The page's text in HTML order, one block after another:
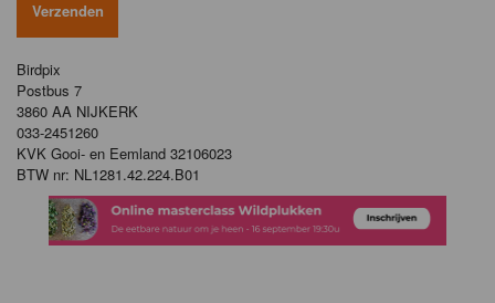
Birdpix
Postbus 7
3860 AA NIJKERK
033-2451260
KVK Gooi- en Eemland 32106023
BTW nr: NL1281.42.224.B01